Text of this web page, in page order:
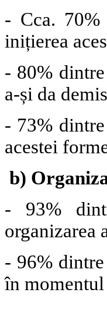
- Cca. 70%
inițierea
- 80%
a-și da
- 73%
acestei
b)
- 93%
organizarea
- 96%
în